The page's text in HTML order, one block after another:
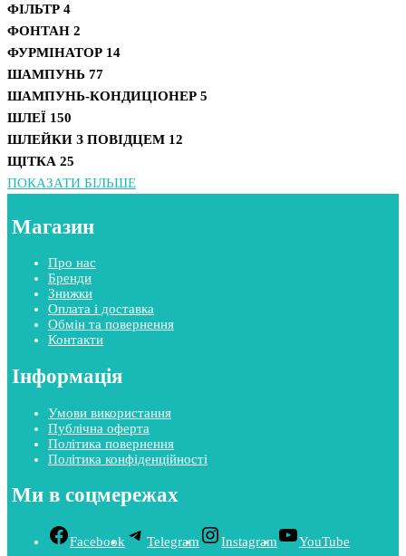
ФІЛЬТР 4
ФОНТАН 2
ФУРМІНАТОР 14
ШАМПУНЬ 77
ШАМПУНЬ-КОНДИЦІОНЕР 5
ШЛЕЇ 150
ШЛЕЙКИ З ПОВІДЦЕМ 12
ЩІТКА 25
ПОКАЗАТИ БІЛЬШЕ
Магазин
Про нас
Бренди
Знижки
Оплата і доставка
Обмін та повернення
Контакти
Інформація
Умови використання
Публічна оферта
Політика повернення
Політика конфіденційності
Ми в соцмережах
Facebook Telegram Instagram YouTube